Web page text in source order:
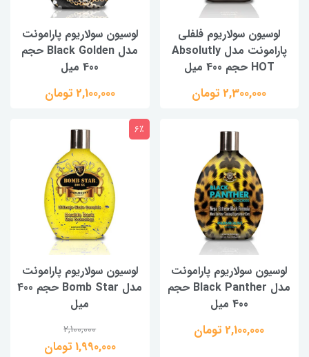
لوسیون سولاریوم فلفلی
پارامونت مدل Absolutly
HOT حجم 400 میل
2,300,000 تومان
لوسیون سولاریوم پارامونت
مدل Black Golden حجم
400 میل
2,100,000 تومان
لوسیون سولاریوم پارامونت
مدل Black Panther حجم
400 میل
2,100,000 تومان
لوسیون سولاریوم پارامونت
مدل Bomb Star حجم 400
میل
2,100,000
1,990,000 تومان
6٪